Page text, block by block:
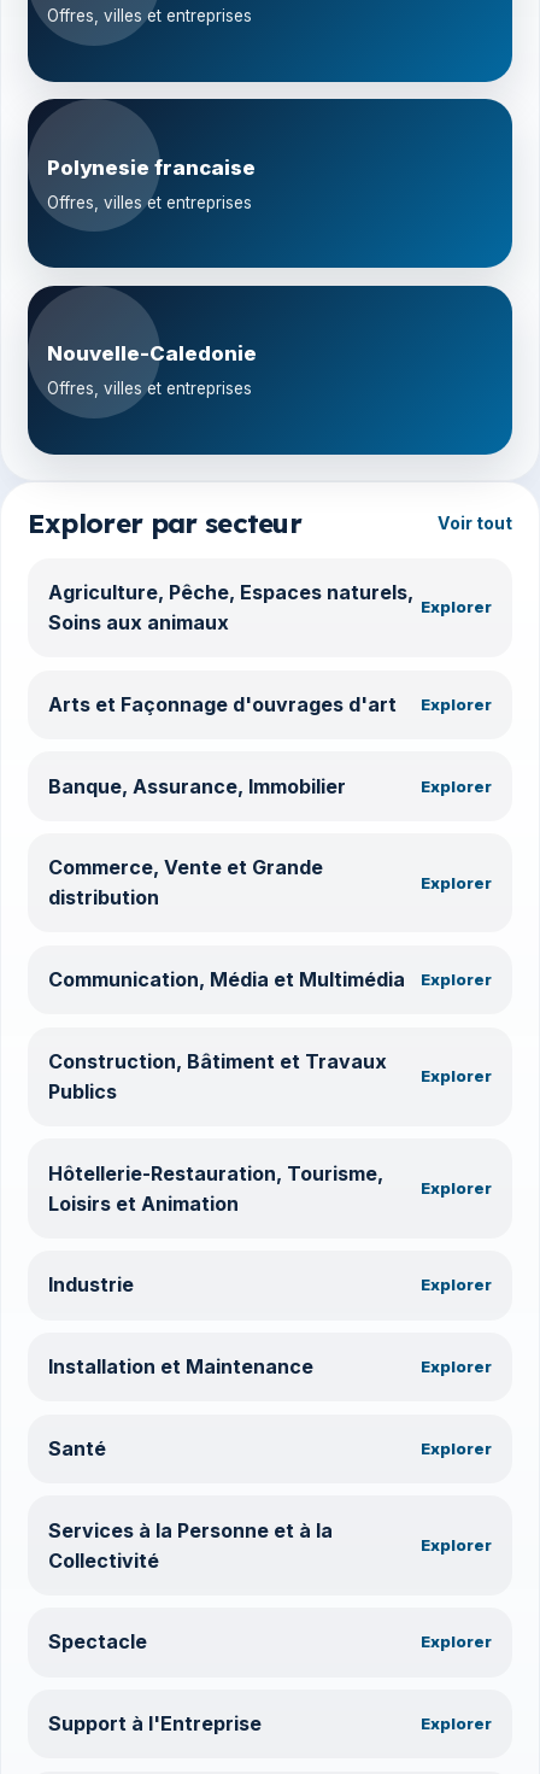
Offres, villes et entreprises
Polynesie francaise
Offres, villes et entreprises
Nouvelle-Caledonie
Offres, villes et entreprises
Explorer par secteur Voir tout
Agriculture, Pêche, Espaces naturels,
Soins aux animaux
Explorer
Arts et Façonnage d'ouvrages d'art Explorer
Banque, Assurance, Immobilier Explorer
Commerce, Vente et Grande
distribution
Explorer
Communication, Média et Multimédia Explorer
Construction, Bâtiment et Travaux
Publics
Explorer
Hôtellerie-Restauration, Tourisme,
Loisirs et Animation
Explorer
Industrie Explorer
Installation et Maintenance Explorer
Santé Explorer
Services à la Personne et à la
Collectivité
Explorer
Spectacle Explorer
Support à l'Entreprise Explorer